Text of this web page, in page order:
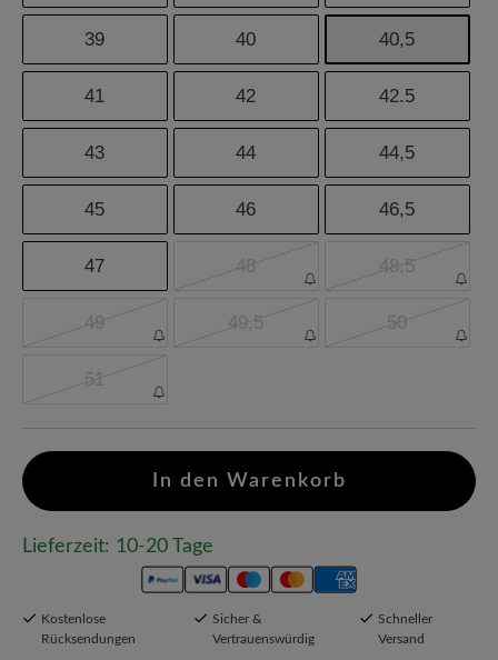
39 40 40,5
41 42 42.5
43 44 44,5
45 46 46,5
47 48 48,5
49 49,5 50
51
In den Warenkorb
Lieferzeit: 10-20 Tage
Kostenlose
Rücksendungen
Sicher &
Vertrauenswürdig
Schneller
Versand